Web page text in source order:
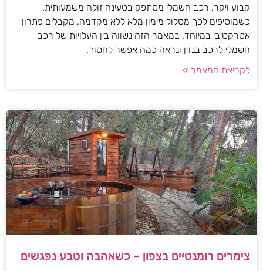
קבוע ויקר, רכב חשמלי מסתפק בטעינה זולה משמעותית.
כשמוסיפים לכך מסלול מימון מלא ללא מקדמה, מקבלים פתרון
אטרקטיבי במיוחד. במאמר הזה נשווה בין העלויות של רכב
חשמלי לרכב בנזין ונראה כמה אפשר לחסוך.
לקריאת המאמר »
צימרים רומנטיים בצפון – כשאהבה וטבע נפגשים